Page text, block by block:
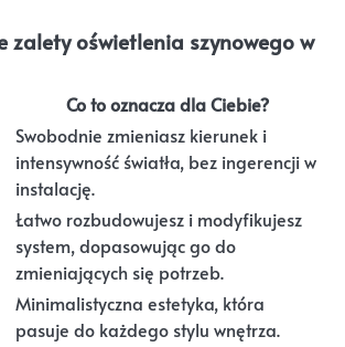
zalety oświetlenia szynowego w
Co to oznacza dla Ciebie?
Swobodnie zmieniasz kierunek i
intensywność światła, bez ingerencji w
instalację.
Łatwo rozbudowujesz i modyfikujesz
system, dopasowując go do
zmieniających się potrzeb.
Minimalistyczna estetyka, która
pasuje do każdego stylu wnętrza.